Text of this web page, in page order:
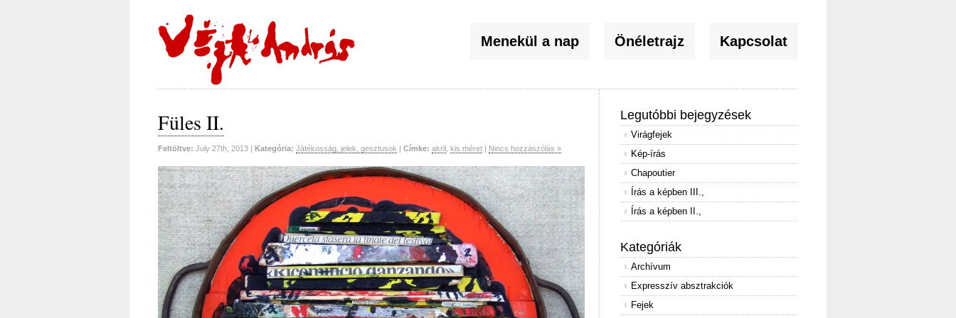
Menekül a nap Önéletrajz Kapcsolat
Füles II.
Feltöltve: July 27th, 2013 | Kategória: Játékosság, jelek, gesztusok | Címke: akril kis méret | Nincs hozzászólás »
Legutóbbi bejegyzések
Virágfejek
Kép-írás
Chapoutier
Írás a képben III.,
Írás a képben II.,
Kategóriák
Archívum
Expresszív absztrakciók
Fejek